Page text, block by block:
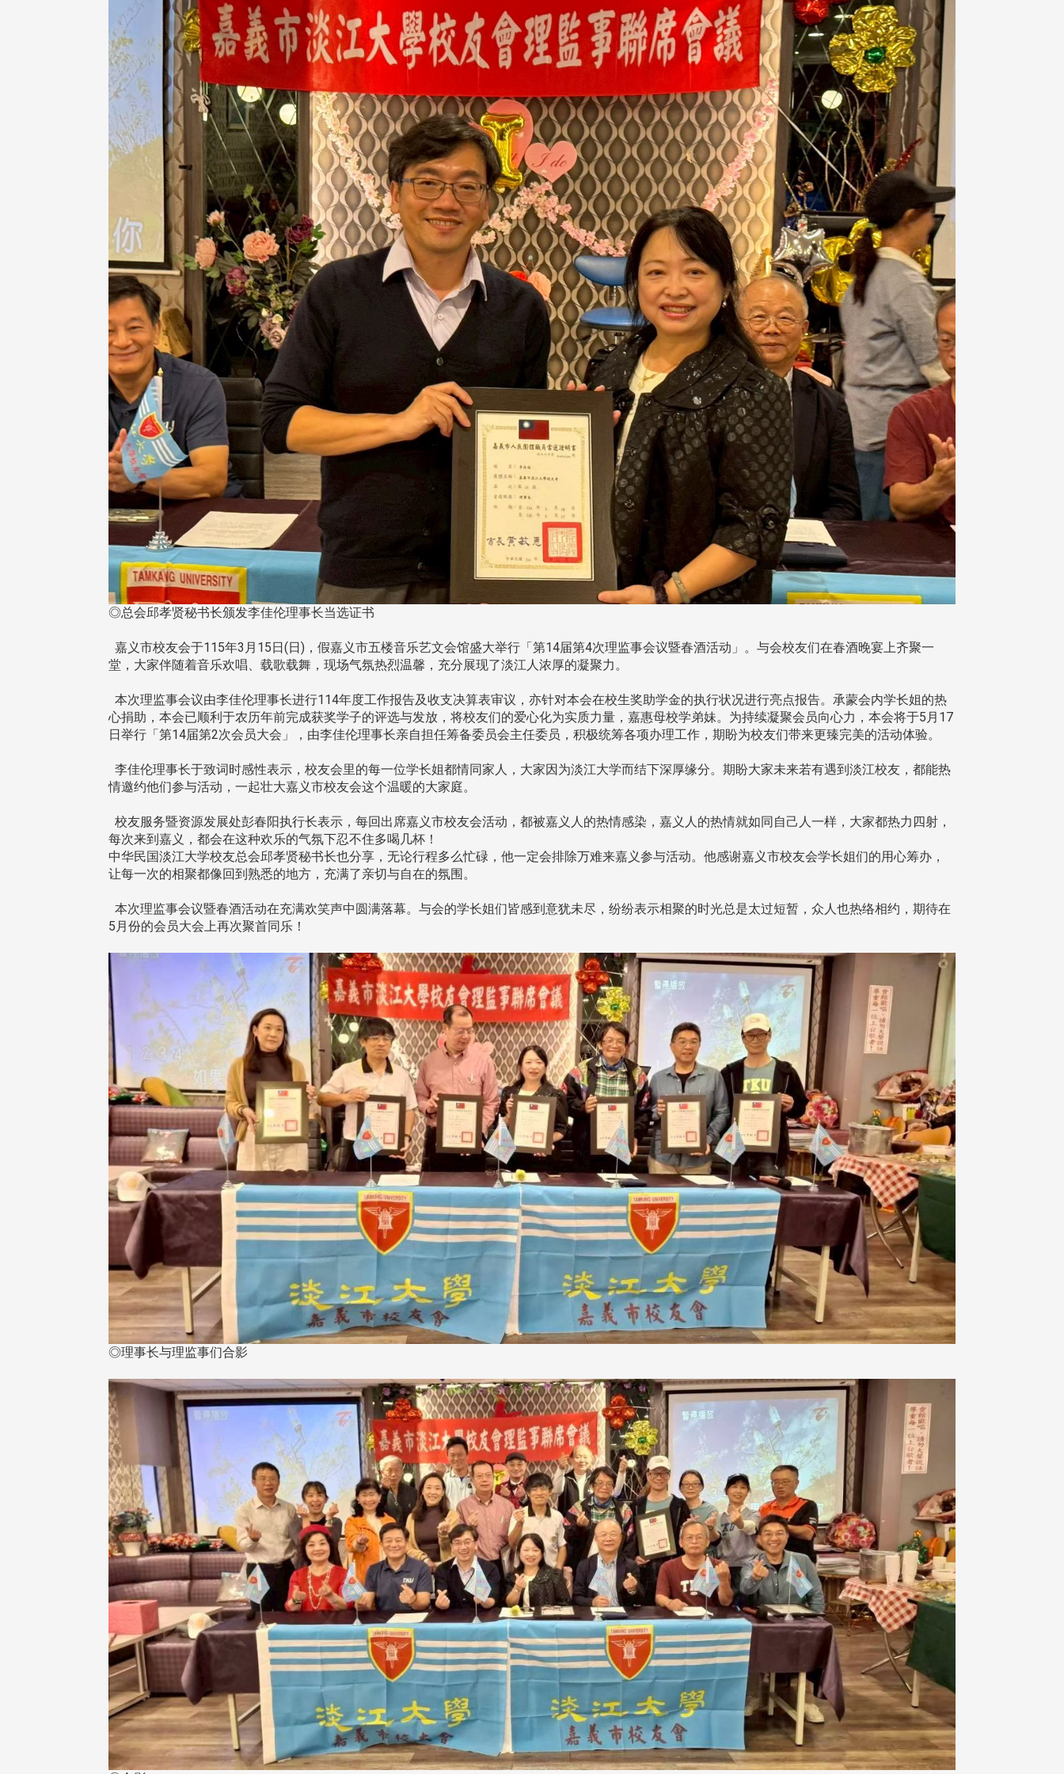
◎总会邱孝贤秘书长颁发李佳伦理事长当选证书
嘉义市校友会于115年3月15日(日)，假嘉义市五楼音乐艺文会馆盛大举行「第14届第4次理监事会议暨春酒活动」。与会校友们在春酒晚宴上齐聚一
堂，大家伴随着音乐欢唱、载歌载舞，现场气氛热烈温馨，充分展现了淡江人浓厚的凝聚力。
本次理监事会议由李佳伦理事长进行114年度工作报告及收支决算表审议，亦针对本会在校生奖助学金的执行状况进行亮点报告。承蒙会内学长姐的热
心捐助，本会已顺利于农历年前完成获奖学子的评选与发放，将校友们的爱心化为实质力量，嘉惠母校学弟妹。为持续凝聚会员向心力，本会将于5月17
日举行「第14届第2次会员大会」，由李佳伦理事长亲自担任筹备委员会主任委员，积极统筹各项办理工作，期盼为校友们带来更臻完美的活动体验。
李佳伦理事长于致词时感性表示，校友会里的每一位学长姐都情同家人，大家因为淡江大学而结下深厚缘分。期盼大家未来若有遇到淡江校友，都能热
情邀约他们参与活动，一起壮大嘉义市校友会这个温暖的大家庭。
校友服务暨资源发展处彭春阳执行长表示，每回出席嘉义市校友会活动，都被嘉义人的热情感染，嘉义人的热情就如同自己人一样，大家都热力四射，
每次来到嘉义，都会在这种欢乐的气氛下忍不住多喝几杯！
中华民国淡江大学校友总会邱孝贤秘书长也分享，无论行程多么忙碌，他一定会排除万难来嘉义参与活动。他感谢嘉义市校友会学长姐们的用心筹办，
让每一次的相聚都像回到熟悉的地方，充满了亲切与自在的氛围。
本次理监事会议暨春酒活动在充满欢笑声中圆满落幕。与会的学长姐们皆感到意犹未尽，纷纷表示相聚的时光总是太过短暂，众人也热络相约，期待在
5月份的会员大会上再次聚首同乐！
◎理事长与理监事们合影